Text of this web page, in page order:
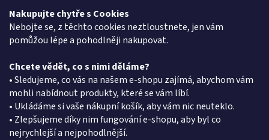
Nakupujte chytře s Cookies
Nebojte se, z těchto cookies neztloustnete, jen vám
pomůžou lépe a pohodlněji nakupovat.
Chcete vědět, co s nimi děláme?
• Sledujeme, co vás na našem e-shopu zajímá, abychom vám
mohli nabídnout produkty, které se vám líbí.
• Ukládáme si vaše nákupní košík, aby vám nic neuteklo.
• Zlepšujeme díky nim fungování e-shopu, aby byl co
nejrychlejší a nejpohodlnější.
Podmínky ochrany osobních údajů
Reklamační protokol
Kontakt
eshop@pkgroup.cz
+420603331993
+420734621131